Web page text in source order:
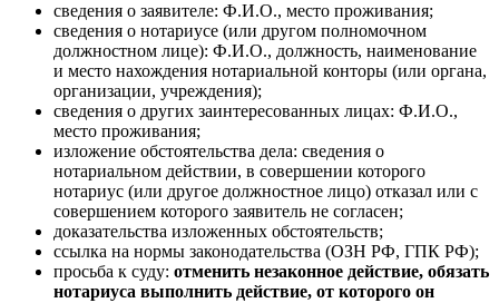
сведения о заявителе: Ф.И.О., место проживания;
сведения о нотариусе (или другом полномочном
должностном лице): Ф.И.О., должность, наименование
и место нахождения нотариальной конторы (или органа,
организации, учреждения);
сведения о других заинтересованных лицах: Ф.И.О.,
место проживания;
изложение обстоятельства дела: сведения о
нотариальном действии, в совершении которого
нотариус (или другое должностное лицо) отказал или с
совершением которого заявитель не согласен;
доказательства изложенных обстоятельств;
ссылка на нормы законодательства (ОЗН РФ, ГПК РФ);
просьба к суду: отменить незаконное действие, обязать
нотариуса выполнить действие, от которого он